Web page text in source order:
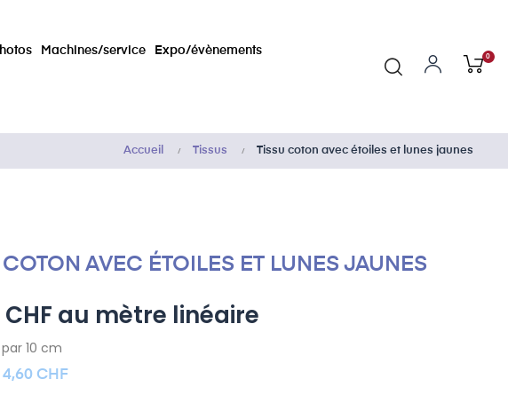
Machines/service Expo/évènements 0
Accueil Tissus Tissu coton avec étoiles et lunes jaunes
AVEC ÉTOILES ET LUNES JAUNES
CHF au mètre linéaire
par 10 cm
4,60 CHF